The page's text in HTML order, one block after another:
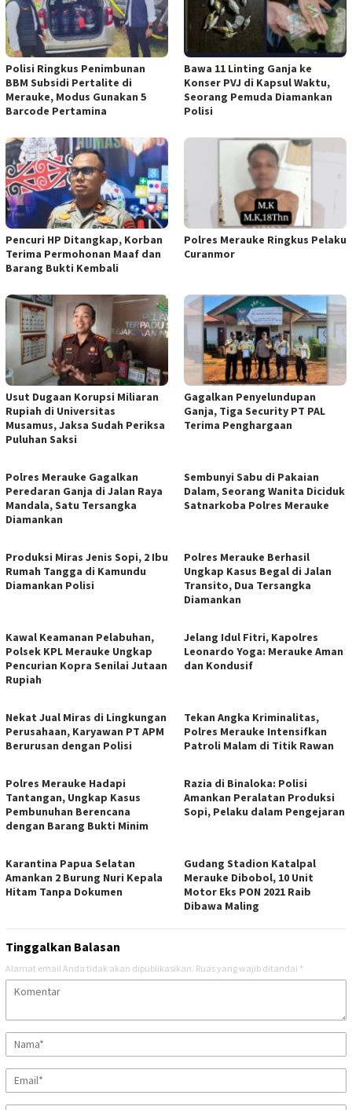
Polisi Ringkus Penimbunan
BBM Subsidi Pertalite di
Merauke, Modus Gunakan 5
Barcode Pertamina
Bawa 11 Linting Ganja ke
Konser PVJ di Kapsul Waktu,
Seorang Pemuda Diamankan
Polisi
Pencuri HP Ditangkap, Korban
Terima Permohonan Maaf dan
Barang Bukti Kembali
Polres Merauke Ringkus Pelaku
Curanmor
Usut Dugaan Korupsi Miliaran
Rupiah di Universitas
Musamus, Jaksa Sudah Periksa
Puluhan Saksi
Gagalkan Penyelundupan
Ganja, Tiga Security PT PAL
Terima Penghargaan
​Polres Merauke Gagalkan
Peredaran Ganja di Jalan Raya
Mandala, Satu Tersangka
Diamankan
Sembunyi Sabu di Pakaian
Dalam, Seorang Wanita Diciduk
Satnarkoba Polres Merauke
Produksi Miras Jenis Sopi, 2 Ibu
Rumah Tangga di Kamundu
Diamankan Polisi
Polres Merauke Berhasil
Ungkap Kasus Begal di Jalan
Transito, Dua Tersangka
Diamankan
Kawal Keamanan Pelabuhan,
Polsek KPL Merauke Ungkap
Pencurian Kopra Senilai Jutaan
Rupiah
Jelang Idul Fitri, Kapolres
Leonardo Yoga: Merauke Aman
dan Kondusif
Nekat Jual Miras di Lingkungan
Perusahaan, Karyawan PT APM
Berurusan dengan Polisi
Tekan Angka Kriminalitas,
Polres Merauke Intensifkan
Patroli Malam di Titik Rawan
Polres Merauke Hadapi
Tantangan, Ungkap Kasus
Pembunuhan Berencana
dengan Barang Bukti Minim
Razia di Binaloka: Polisi
Amankan Peralatan Produksi
Sopi, Pelaku dalam Pengejaran
Karantina Papua Selatan
Amankan 2 Burung Nuri Kepala
Hitam Tanpa Dokumen
Gudang Stadion Katalpal
Merauke Dibobol, 10 Unit
Motor Eks PON 2021 Raib
Dibawa Maling
Tinggalkan Balasan
Alamat email Anda tidak akan dipublikasikan. Ruas yang wajib ditandai *